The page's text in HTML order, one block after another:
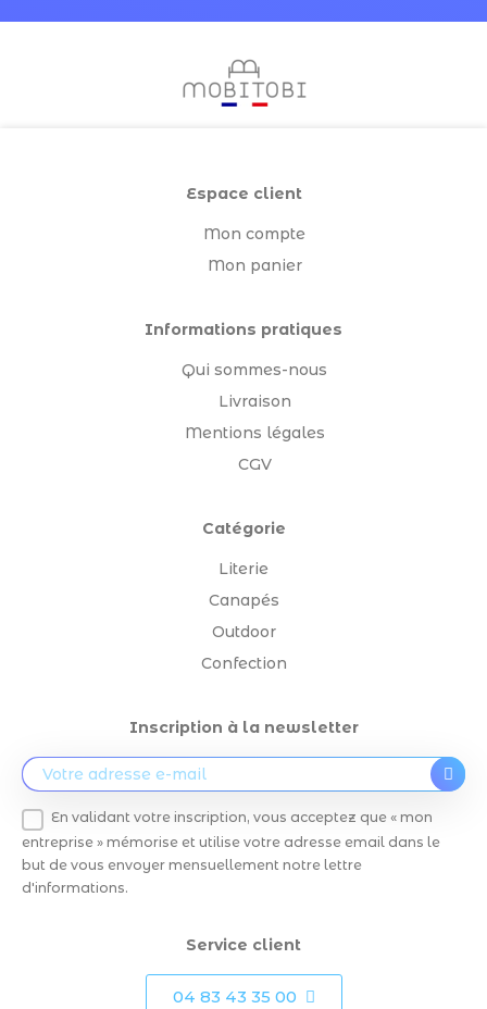
Espace client
Mon compte
Mon panier
Informations pratiques
Qui sommes-nous
Livraison
Mentions légales
CGV
Catégorie
Literie
Canapés
Outdoor
Confection
Inscription à la newsletter
En validant votre inscription, vous acceptez que « mon
entreprise » mémorise et utilise votre adresse email dans le
but de vous envoyer mensuellement notre lettre
d'informations.
Service client
04 83 43 35 00